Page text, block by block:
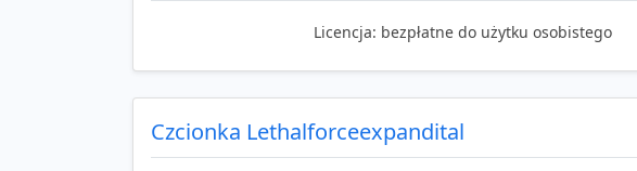
Licencja: bezpłatne do użytku osobistego
Czcionka Lethalforceexpandital